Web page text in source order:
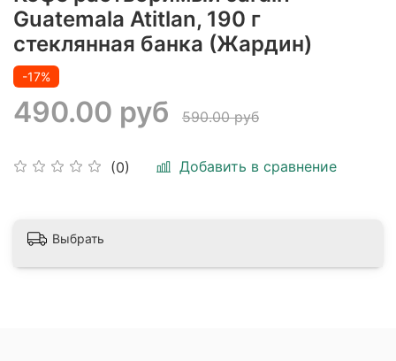
Guatemala Atitlan, 190 г
стеклянная банка (Жардин)
(0) Добавить в сравнение
-17%
490.00 руб 590.00 руб
Выбрать